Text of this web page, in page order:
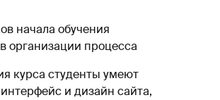
начала обучения
организации процесса
курса студенты умеют
и дизайн сайта,